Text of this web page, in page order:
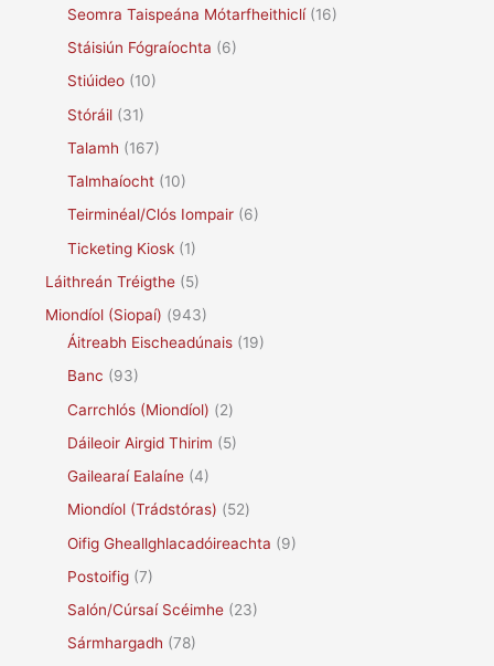
Seomra Taispeána Mótarfheithiclí(16)
Stáisiún Fógraíochta (6)
Stiúideo (10)
Stóráil (31)
Talamh (167)
Talmhaíocht (10)
Teirminéal/Clós Iompair (6)
Ticketing Kiosk (1)
Láithreán Tréigthe (5)
Miondíol (Siopaí) (943)
Áitreabh Eischeadúnais (19)
Banc (93)
Carrchlós (Miondíol) (2)
Dáileoir Airgid Thirim (5)
Gailearaí Ealaíne (4)
Miondíol (Trádstóras) (52)
Oifig Gheallghlacadóireachta (9)
Postoifig (7)
Salón/Cúrsaí Scéimhe (23)
Sármhargadh (78)